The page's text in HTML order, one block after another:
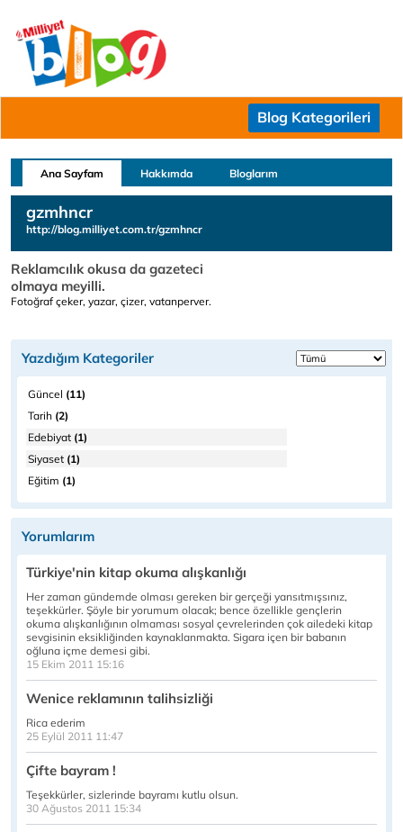
Blog Kategorileri
Ana Sayfam Hakkımda Bloglarım
gzmhncr
http://blog.milliyet.com.tr/gzmhncr
Reklamcılık okusa da gazeteci
olmaya meyilli.
Fotoğraf çeker, yazar, çizer, vatanperver.
Yazdığım Kategoriler
Güncel (11)
Tarih (2)
Edebiyat (1)
Siyaset (1)
Eğitim (1)
Yorumlarım
Türkiye'nin kitap okuma alışkanlığı
Her zaman gündemde olması gereken bir gerçeği yansıtmışsınız,
teşekkürler. Şöyle bir yorumum olacak; bence özellikle gençlerin
okuma alışkanlığının olmaması sosyal çevrelerinden çok ailedeki kitap
sevgisinin eksikliğinden kaynaklanmakta. Sigara içen bir babanın
oğluna içme demesi gibi.
15 Ekim 2011 15:16
Wenice reklamının talihsizliği
Rica ederim
25 Eylül 2011 11:47
Çifte bayram !
Teşekkürler, sizlerinde bayramı kutlu olsun.
30 Ağustos 2011 15:34